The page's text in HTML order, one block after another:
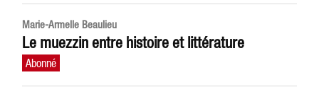
Marie-Armelle Beaulieu
Le muezzin entre histoire et littérature